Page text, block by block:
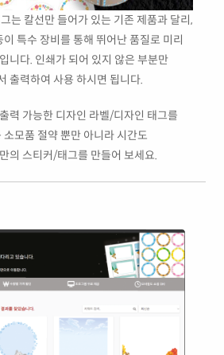
는 칼선만 들어가 있는 기존 제품과 달리,
특수 장비를 통해 뛰어난 품질로 미리
니다. 인쇄가 되어 있지 않은 부분만
출력하여 사용 하시면 됩니다.
력 가능한 디자인 라벨/디자인 태그를
모품 절약 뿐만 아니라 시간도
의 스티커/태그를 만들어 보세요.